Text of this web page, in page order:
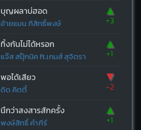
บุญผลาบ่ฮอด
อ้ายแมน ภิสิทธิ์พงษ์
▲
+3
ทิ้งกันไม่ได้หรอก
แจ๊ส สปุ๊กนิค ft.เกมส์ สุจิตรา
▲
+1
พอได้เสียว
ดิด คิตตี้
▼
-2
นึกว่าสงสารสักครั้ง
พงษ์สิทธิ์ คำภีร์
▲
+1